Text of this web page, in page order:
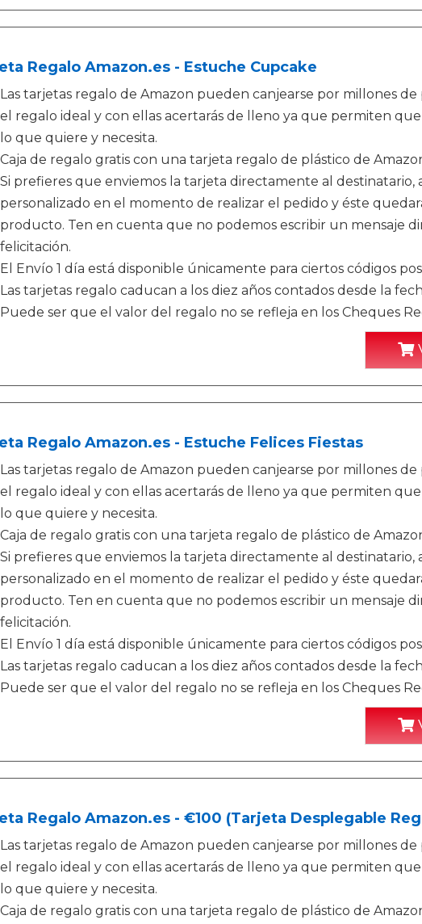
Regalo Amazon.es - Estuche Cupcake
Las tarjetas regalo de Amazon pueden canjearse por millones de
el regalo ideal y con ellas acertarás de lleno ya que permiten
lo que quiere y necesita.
Caja de regalo gratis con una tarjeta regalo de plástico de
Si prefieres que enviemos la tarjeta directamente al destinatario,
personalizado en el momento de realizar el pedido y éste
producto. Ten en cuenta que no podemos escribir un mensaje
felicitación.
El Envío 1 día está disponible únicamente para ciertos códigos
Las tarjetas regalo caducan a los diez años contados desde la
Puede ser que el valor del regalo no se refleja en los Cheques
Regalo Amazon.es - Estuche Felices Fiestas
Las tarjetas regalo de Amazon pueden canjearse por millones de
el regalo ideal y con ellas acertarás de lleno ya que permiten
lo que quiere y necesita.
Caja de regalo gratis con una tarjeta regalo de plástico de
Si prefieres que enviemos la tarjeta directamente al destinatario,
personalizado en el momento de realizar el pedido y éste
producto. Ten en cuenta que no podemos escribir un mensaje
felicitación.
El Envío 1 día está disponible únicamente para ciertos códigos
Las tarjetas regalo caducan a los diez años contados desde la
Puede ser que el valor del regalo no se refleja en los Cheques
Regalo Amazon.es - €100 (Tarjeta Desplegable
Las tarjetas regalo de Amazon pueden canjearse por millones de
el regalo ideal y con ellas acertarás de lleno ya que permiten
lo que quiere y necesita.
Caja de regalo gratis con una tarjeta regalo de plástico de